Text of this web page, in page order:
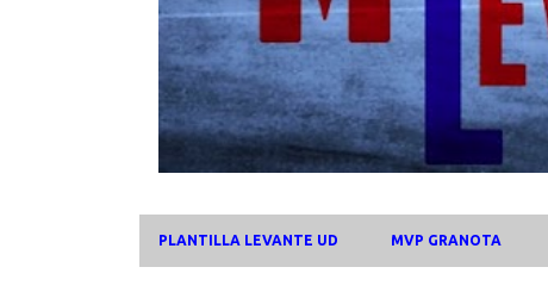
PLANTILLA LEVANTE UD MVP GRANOTA